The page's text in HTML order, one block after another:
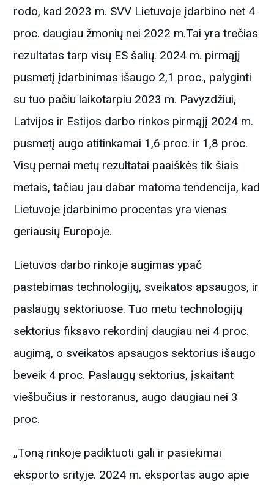
rodo, kad 2023 m. SVV Lietuvoje įdarbino net 4
proc. daugiau žmonių nei 2022 m.Tai yra trečias
rezultatas tarp visų ES šalių. 2024 m. pirmąjį
pusmetį įdarbinimas išaugo 2,1 proc., palyginti
su tuo pačiu laikotarpiu 2023 m. Pavyzdžiui,
Latvijos ir Estijos darbo rinkos pirmąjį 2024 m.
pusmetį augo atitinkamai 1,6 proc. ir 1,8 proc.
Visų pernai metų rezultatai paaiškės tik šiais
metais, tačiau jau dabar matoma tendencija, kad
Lietuvoje įdarbinimo procentas yra vienas
geriausių Europoje.
Lietuvos darbo rinkoje augimas ypač
pastebimas technologijų, sveikatos apsaugos, ir
paslaugų sektoriuose. Tuo metu technologijų
sektorius fiksavo rekordinį daugiau nei 4 proc.
augimą, o sveikatos apsaugos sektorius išaugo
beveik 4 proc. Paslaugų sektorius, įskaitant
viešbučius ir restoranus, augo daugiau nei 3
proc.
„Toną rinkoje padiktuoti gali ir pasiekimai
eksporto srityje. 2024 m. eksportas augo apie